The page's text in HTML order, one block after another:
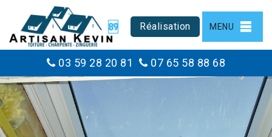
Réalisation MENU
03 59 28 20 81 07 65 58 88 68